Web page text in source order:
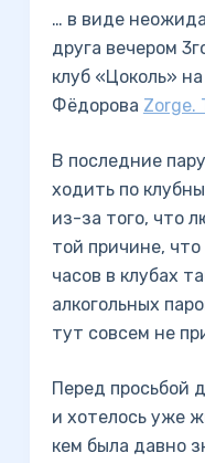
… в виде
друга вечером
клуб «Цоколь»
Фёдорова Zorge.
В последние
ходить по
из-за того, что
той причине,
часов в клубах
алкогольных
тут совсем не
Перед просьбой
и хотелось уже
кем была давно